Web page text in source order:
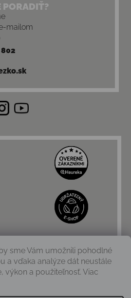
sme Vám umožnili pohodlné
a vďaka analýze dát neustále
výkon a použiteľnosť. Viac
PORADIŤ?
mailom
802